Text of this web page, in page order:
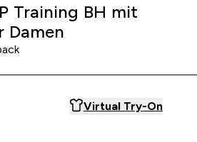
Training BH mit
Damen
Virtual Try-On